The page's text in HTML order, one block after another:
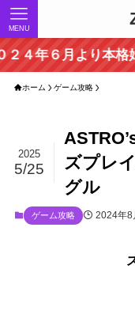
MENU
年６月より本格始
ホーム ゲーム攻略
ズプレ
グル
2025
5/25
ゲーム攻略 2024年8